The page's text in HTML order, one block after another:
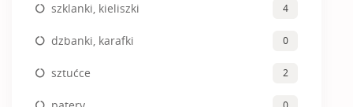
szklanki, kieliszki 4
dzbanki, karafki 0
sztućce 2